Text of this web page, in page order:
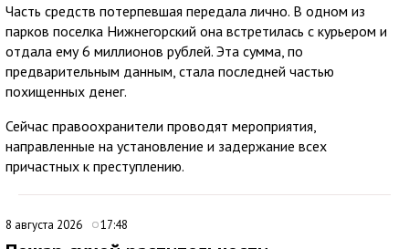
Часть средств потерпевшая передала лично. В одном из
парков поселка Нижнегорский она встретилась с курьером и
отдала ему 6 миллионов рублей. Эта сумма, по
предварительным данным, стала последней частью
похищенных денег.
Сейчас правоохранители проводят мероприятия,
направленные на установление и задержание всех
причастных к преступлению.
8 августа 2026 17:48